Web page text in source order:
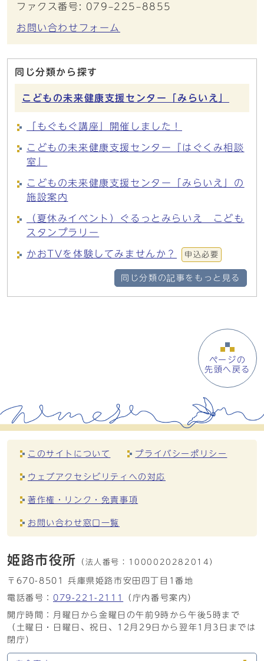
ファクス番号: 079‒225‒8855
お問い合わせフォーム
同じ分類から探す
こどもの未来健康支援センター「みらいえ」
「もぐもぐ講座」開催しました！
こどもの未来健康支援センター『はぐくみ相談
室』
こどもの未来健康支援センター「みらいえ」の
施設案内
（夏休みイベント）ぐるっとみらいえ こども
スタンプラリー
かおTVを体験してみませんか？ 申込必要
同じ分類の記事をもっと見る
ページの
先頭へ戻る
このサイトについて プライバシーポリシー
ウェブアクセシビリティへの対応
著作権・リンク・免責事項
お問い合わせ窓口一覧
姫路市役所 （法人番号： 1000020282014）
〒670-8501 兵庫県姫路市安田四丁目1番地
電話番号： 079-221-2111
（庁内番号案内）
開庁時間：月曜日から金曜日の午前9時から午後5時まで
（土曜日・日曜日、祝日、12月29日から翌年1月3日までは
閉庁）